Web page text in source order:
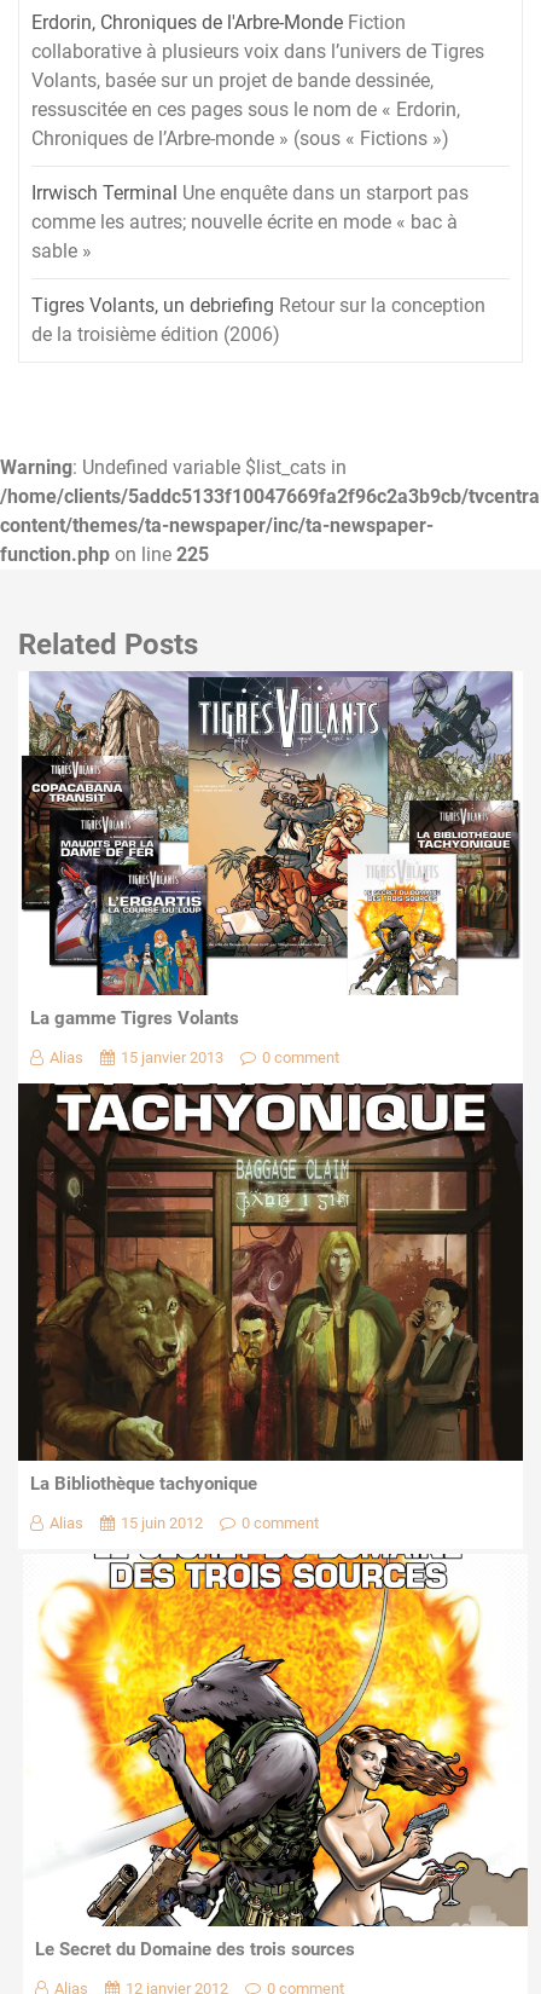
Erdorin, Chroniques de l'Arbre-Monde Fiction
collaborative à plusieurs voix dans l’univers de Tigres
Volants, basée sur un projet de bande dessinée,
ressuscitée en ces pages sous le nom de « Erdorin,
Chroniques de l’Arbre-monde » (sous « Fictions »)
Irrwisch Terminal Une enquête dans un starport pas
comme les autres; nouvelle écrite en mode « bac à
sable »
Tigres Volants, un debriefing Retour sur la conception
de la troisième édition (2006)
Warning: Undefined variable $list_cats in
/home/clients/5addc5133f10047669fa2f96c2a3b9cb/
content/themes/ta-newspaper/inc/ta-newspaper-
function.php on line 225
Related Posts
La gamme Tigres Volants
Alias 15 janvier 2013 0 comment
La Bibliothèque tachyonique
Alias 15 juin 2012 0 comment
Le Secret du Domaine des trois sources
Alias 12 janvier 2012 0 comment